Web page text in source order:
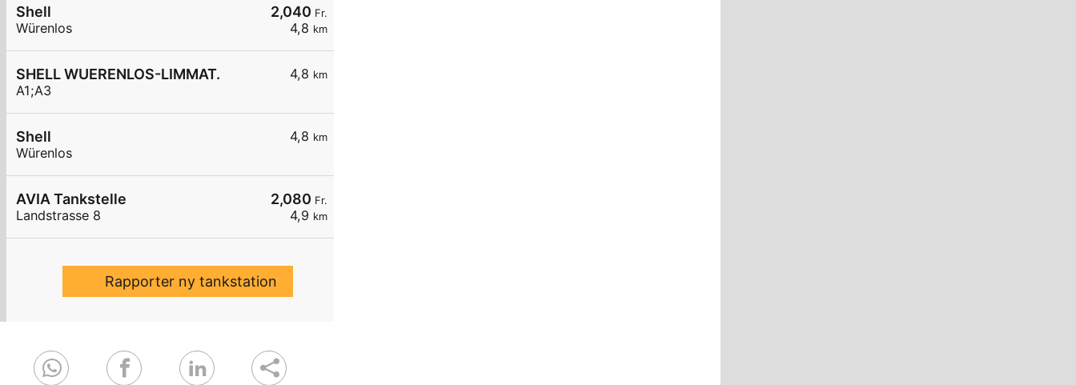
2,040 Fr.
4,8 km
Shell
Würenlos
4,8 km
SHELL WUERENLOS-LIMMAT.
A1;A3
4,8 km
Shell
Würenlos
2,080 Fr.
4,9 km
AVIA Tankstelle
Landstrasse 8
Rapporter ny tankstation